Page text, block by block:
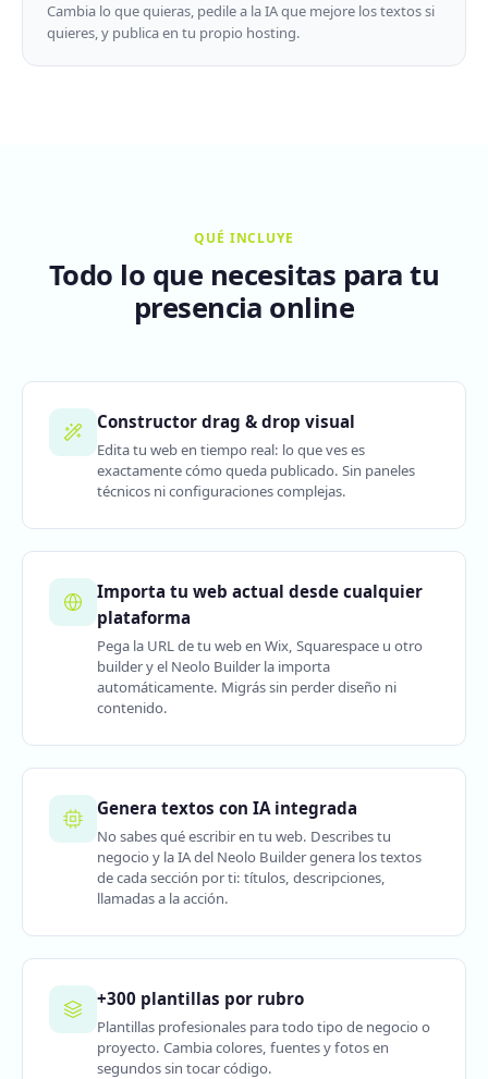
Cambia lo que quieras, pedile a la IA que mejore los textos si
quieres, y publica en tu propio hosting.
QUÉ INCLUYE
Todo lo que necesitas para tu
presencia online
Constructor drag & drop visual
Edita tu web en tiempo real: lo que ves es
exactamente cómo queda publicado. Sin paneles
técnicos ni configuraciones complejas.
Importa tu web actual desde cualquier
plataforma
Pega la URL de tu web en Wix, Squarespace u otro
builder y el Neolo Builder la importa
automáticamente. Migrás sin perder diseño ni
contenido.
Genera textos con IA integrada
No sabes qué escribir en tu web. Describes tu
negocio y la IA del Neolo Builder genera los textos
de cada sección por ti: títulos, descripciones,
llamadas a la acción.
+300 plantillas por rubro
Plantillas profesionales para todo tipo de negocio o
proyecto. Cambia colores, fuentes y fotos en
segundos sin tocar código.